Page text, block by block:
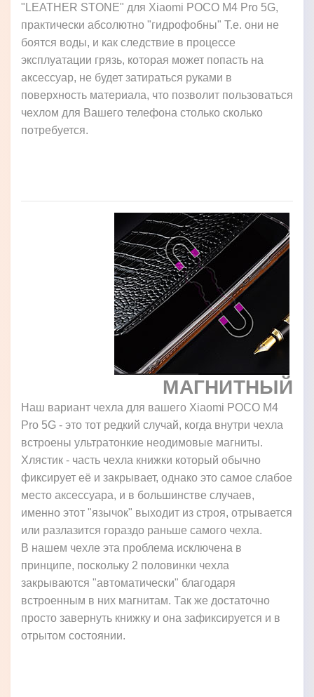
"LEATHER STONE" для Xiaomi POCO M4 Pro 5G,
практически абсолютно "гидрофобны" Т.е. они не
боятся воды, и как следствие в процессе
эксплуатации грязь, которая может попасть на
аксессуар, не будет затираться руками в
поверхность материала, что позволит пользоваться
чехлом для Вашего телефона столько сколько
потребуется.
МАГНИТНЫЙ
Наш вариант чехла для вашего Xiaomi POCO M4
Pro 5G - это тот редкий случай, когда внутри чехла
встроены ультратонкие неодимовые магниты.
Хлястик - часть чехла книжки который обычно
фиксирует её и закрывает, однако это самое слабое
место аксессуара, и в большинстве случаев,
именно этот "язычок" выходит из строя, отрывается
или разлазится гораздо раньше самого чехла.
В нашем чехле эта проблема исключена в
принципе, поскольку 2 половинки чехла
закрываются "автоматически" благодаря
встроенным в них магнитам. Так же достаточно
просто завернуть книжку и она зафиксируется и в
отрытом состоянии.